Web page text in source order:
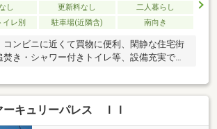
し 更新料なし
二人暮らし
レ別
駐車場(近隣含) 南向き
コンビニに近くて買物に便利、閑静な住宅街
焚き・シャワー付きトイレ等、設備充実で
ーキュリーパレス ＩＩ